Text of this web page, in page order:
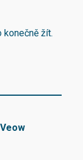
konečně žít.